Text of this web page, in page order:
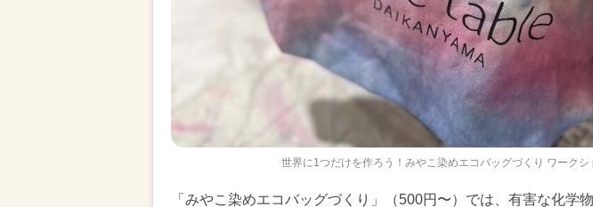
世界に1つだけを作ろう！みやこ染めエコバッグづくり ワークシ
「みやこ染めエコバッグづくり」（500円〜）では、有害な化学